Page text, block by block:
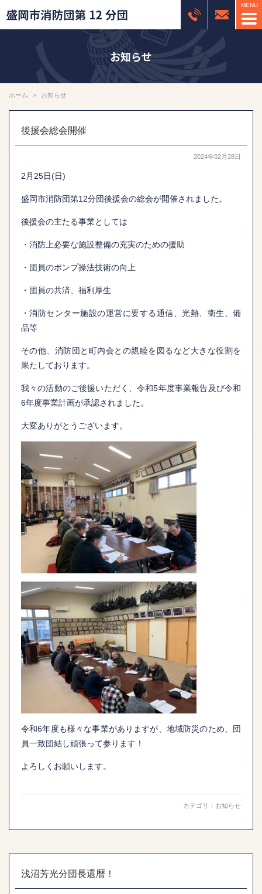
お知らせ
ホーム お知らせ
後援会総会開催
2024年02月28日
2月25日(日)
盛岡市消防団第12分団後援会の総会が開催されました。
後援会の主たる事業としては
・消防上必要な施設整備の充実のための援助
・団員のポンプ操法技術の向上
・団員の共済、福利厚生
・消防センター施設の運営に要する通信、光熱、衛生、備
品等
その他、消防団と町内会との親睦を図るなど大きな役割を
果たしております。
我々の活動のご後援いただく、令和5年度事業報告及び令和
6年度事業計画が承認されました。
大変ありがとうございます。
令和6年度も様々な事業がありますが、地域防災のため、団
員一致団結し頑張って参ります！
よろしくお願いします。
カテゴリ： お知らせ
浅沼芳光分団長還暦！